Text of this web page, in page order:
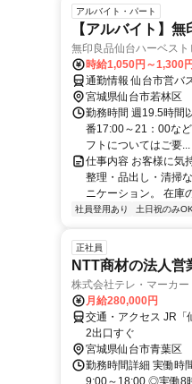
アルバイト・パート
【アルバイト】
無印良品仙台ハーベスト
時給1,050円～1,300円
通勤情報 仙台市営バ
宮城県仙台市若林区
勤務時間 週19.5時間
番17:00～21：00な
フトについてはご要...
仕事内容 お客様に気
整理・品出し・清掃
ニケーション。 在庫
社員登用あり 土日祝のみOK
正社員
NTT商材の法人
株式会社テレ・マーカ
月給280,000円
交通・アクセス JR「
2出口すぐ
宮城県仙台市青葉区
勤務時間詳細 実働時
9:00～18:00 ◎実働8